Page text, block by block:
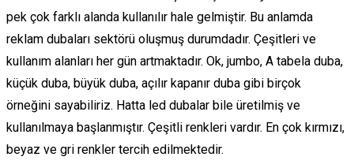
pek çok farklı alanda kullanılır hale gelmiştir. Bu anlamda
reklam dubaları sektörü oluşmuş durumdadır. Çeşitleri ve
kullanım alanları her gün artmaktadır. Ok, jumbo, A tabela duba,
küçük duba, büyük duba, açılır kapanır duba gibi birçok
örneğini sayabiliriz. Hatta led dubalar bile üretilmiş ve
kullanılmaya başlanmıştır. Çeşitli renkleri vardır. En çok kırmızı,
beyaz ve gri renkler tercih edilmektedir.